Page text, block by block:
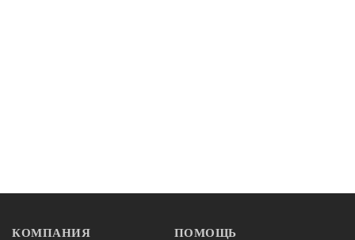
КОМПАНИЯ ПОМОЩЬ